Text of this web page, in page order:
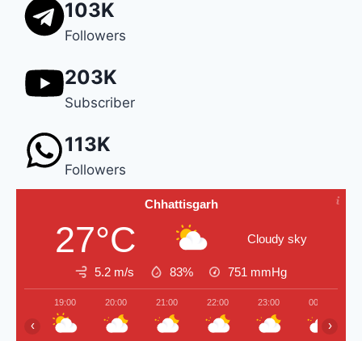
103K
Followers
203K
Subscriber
113K
Followers
Chhattisgarh
27°C Cloudy sky
5.2 m/s 83% 751 mmHg
19:00 20:00 21:00 22:00 23:00 00:00
‹ ›